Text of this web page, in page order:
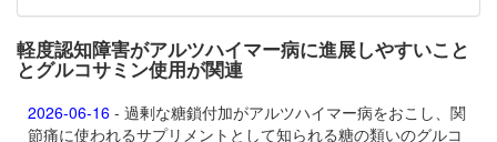
軽度認知障害がアルツハイマー病に進展しやすいこと
とグルコサミン使用が関連
2026-06-16 - 過剰な糖鎖付加がアルツハイマー病をおこし、関
節痛に使われるサプリメントとして知られる糖の類いのグルコ